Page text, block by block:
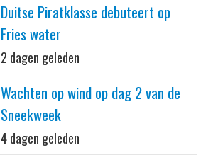
Duitse Piratklasse debuteert op
Fries water
2 dagen geleden
Wachten op wind op dag 2 van de
Sneekweek
4 dagen geleden